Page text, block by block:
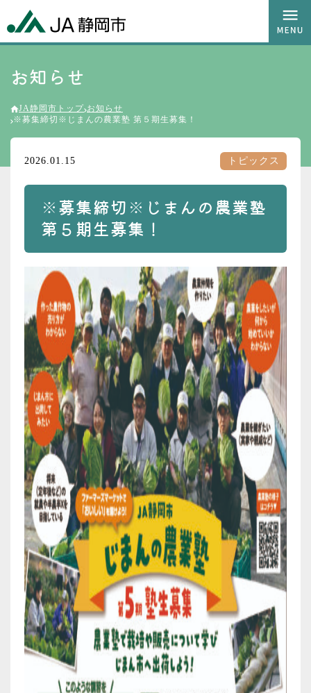
お知らせ
JA静岡市トップ お知らせ
※募集締切※じまんの農業塾 第５期生募集！
2026.01.15 トピックス
※募集締切※じまんの農業塾
第５期生募集！